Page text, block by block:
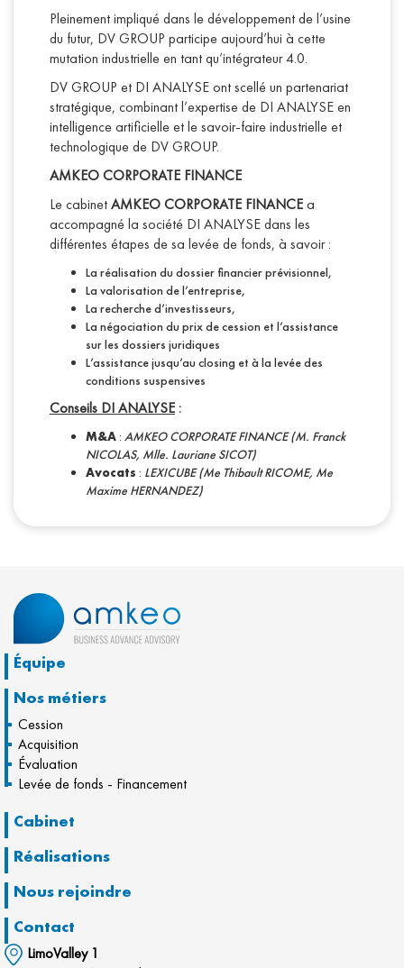
Pleinement impliqué dans le développement de l’usine
du futur, DV GROUP participe aujourd’hui à cette
mutation industrielle en tant qu’intégrateur 4.0.
DV GROUP et DI ANALYSE ont scellé un partenariat
stratégique, combinant l’expertise de DI ANALYSE en
intelligence artificielle et le savoir-faire industrielle et
technologique de DV GROUP.
AMKEO CORPORATE FINANCE
Le cabinetAMKEO CORPORATE FINANCEa
accompagné la société DI ANALYSE dans les
différentes étapes de sa levée de fonds, à savoir :
La réalisation du dossier financier prévisionnel,
La valorisation de l’entreprise,
La recherche d’investisseurs,
La négociation du prix de cession et l’assistance
sur les dossiers juridiques
L’assistance jusqu’au closing et à la levée des
conditions suspensives
Conseils DI ANALYSE :
M&A: AMKEO CORPORATE FINANCE (M. Franck
NICOLAS, Mlle. Lauriane SICOT)
Avocats : LEXICUBE (Me Thibault RICOME, Me
Maxime HERNANDEZ)
Équipe
Nos métiers
Cession
Acquisition
Évaluation
Levée de fonds - Financement
Cabinet
Réalisations
Nous rejoindre
Contact
LimoValley 1